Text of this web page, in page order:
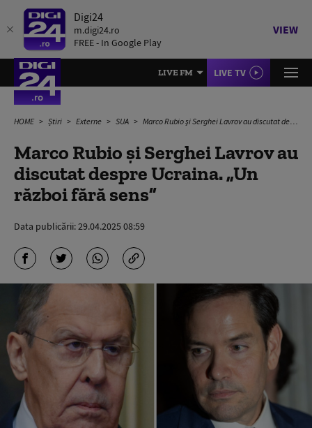
Digi24
m.digi24.ro
FREE - In Google Play
VIEW
LIVE FM LIVE TV
HOME Știri Externe SUA Marco Rubio şi Serghei Lavrov au discutat despre Ucraina. „Un război fără sens”
Marco Rubio şi Serghei Lavrov au
discutat despre Ucraina. „Un
război fără sens”
Data publicării:29.04.2025 08:59